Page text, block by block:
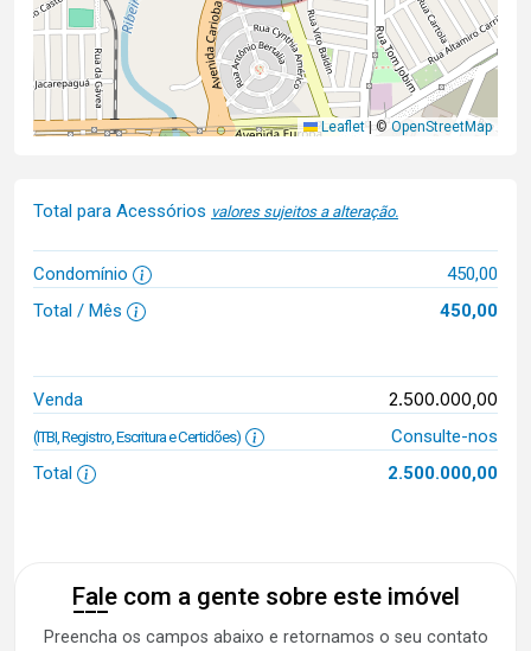
Leaflet | ©OpenStreetMap
Total para Acessórios valores sujeitos a alteração.
Condomínio
450,00
Total / Mês
450,00
Venda 2.500.000,00
(ITBI, Registro, Escritura e Certidões)
Consulte-nos
Total
2.500.000,00
Fale com a gente sobre este imóvel
Preencha os campos abaixo e retornamos o seu contato